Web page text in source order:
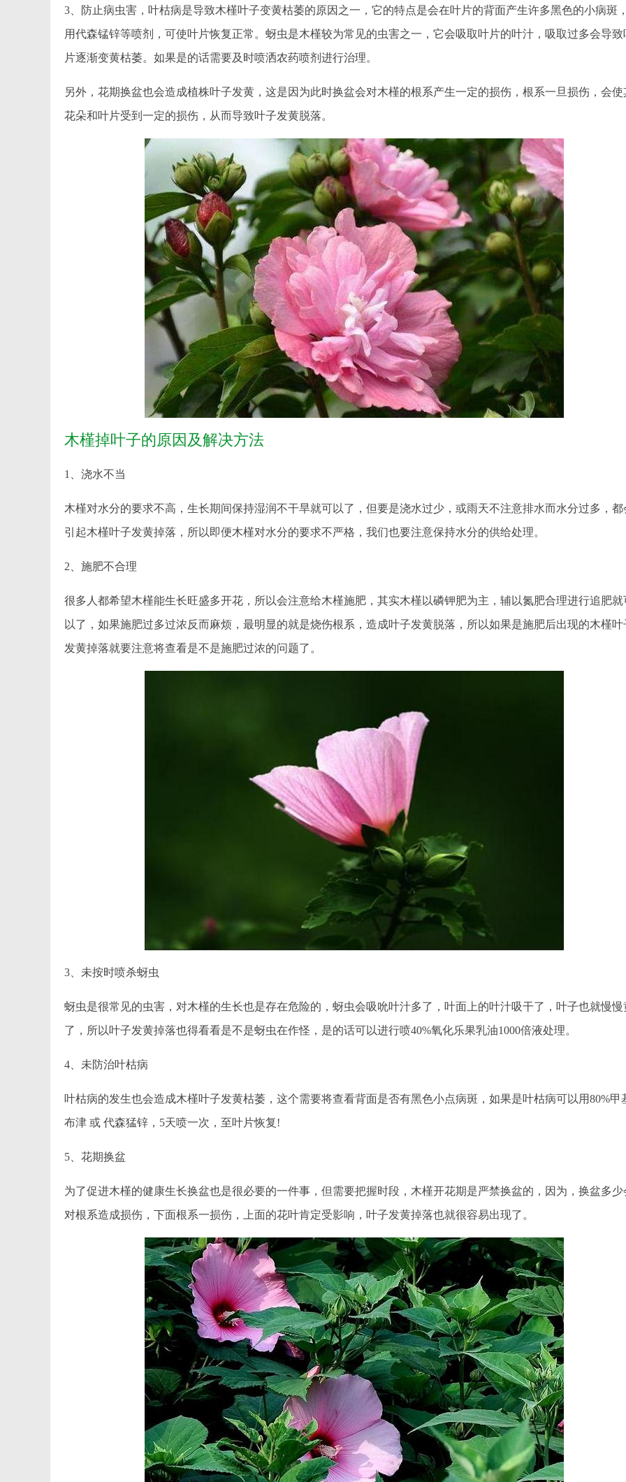
3、防止病虫害，叶枯病是导致木槿叶子变黄枯萎的原因之一，它的特点是会在叶片的背面产生许多黑色的小病斑
用代森锰锌等喷剂，可使叶片恢复正常。蚜虫是木槿较为常见的虫害之一，它会吸取叶片的叶汁，吸取过多会导致
片逐渐变黄枯萎。如果是的话需要及时喷洒农药喷剂进行治理。
另外，花期换盆也会造成植株叶子发黄，这是因为此时换盆会对木槿的根系产生一定的损伤，根系一旦损伤，会使
花朵和叶片受到一定的损伤，从而导致叶子发黄脱落。
木槿掉叶子的原因及解决方法
1、浇水不当
木槿对水分的要求不高，生长期间保持湿润不干旱就可以了，但要是浇水过少，或雨天不注意排水而水分过多，都
引起木槿叶子发黄掉落，所以即便木槿对水分的要求不严格，我们也要注意保持水分的供给处理。
2、施肥不合理
很多人都希望木槿能生长旺盛多开花，所以会注意给木槿施肥，其实木槿以磷钾肥为主，辅以氮肥合理进行追肥就
以了，如果施肥过多过浓反而麻烦，最明显的就是烧伤根系，造成叶子发黄脱落，所以如果是施肥后出现的木槿叶
发黄掉落就要注意将查看是不是施肥过浓的问题了。
3、未按时喷杀蚜虫
蚜虫是很常见的虫害，对木槿的生长也是存在危险的，蚜虫会吸吮叶汁多了，叶面上的叶汁吸干了，叶子也就慢慢
了，所以叶子发黄掉落也得看看是不是蚜虫在作怪，是的话可以进行喷40%氧化乐果乳油1000倍液处理。
4、未防治叶枯病
叶枯病的发生也会造成木槿叶子发黄枯萎，这个需要将查看背面是否有黑色小点病斑，如果是叶枯病可以用80%甲
布津 或 代森猛锌，5天喷一次，至叶片恢复!
5、花期换盆
为了促进木槿的健康生长换盆也是很必要的一件事，但需要把握时段，木槿开花期是严禁换盆的，因为，换盆多少
对根系造成损伤，下面根系一损伤，上面的花叶肯定受影响，叶子发黄掉落也就很容易出现了。